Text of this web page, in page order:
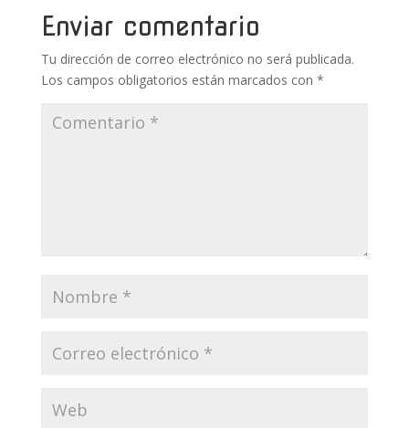
o
k p r
Enviar comentario
Tu dirección de correo electrónico no será publicada.
Los campos obligatorios están marcados con *